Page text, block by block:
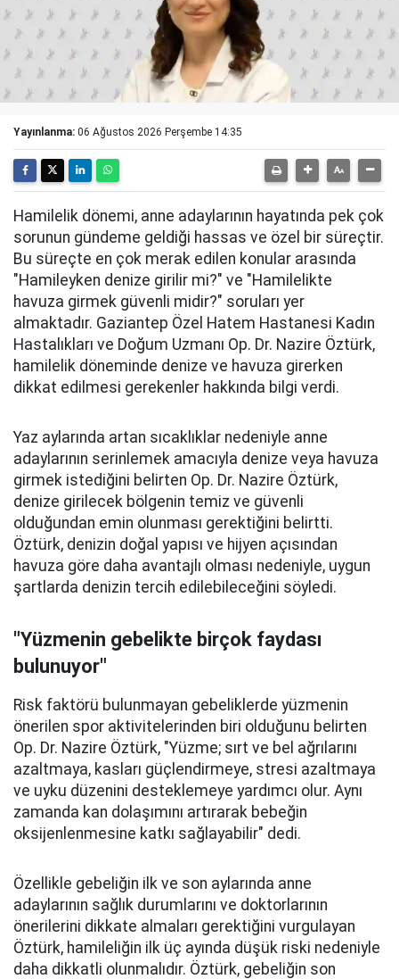
Yayınlanma: 06 Ağustos 2026 Perşembe 14:35
Hamilelik dönemi, anne adaylarının hayatında pek çok
sorunun gündeme geldiği hassas ve özel bir süreçtir.
Bu süreçte en çok merak edilen konular arasında
"Hamileyken denize girilir mi?" ve "Hamilelikte
havuza girmek güvenli midir?" soruları yer
almaktadır. Gaziantep Özel Hatem Hastanesi Kadın
Hastalıkları ve Doğum Uzmanı Op. Dr. Nazire Öztürk,
hamilelik döneminde denize ve havuza girerken
dikkat edilmesi gerekenler hakkında bilgi verdi.
Yaz aylarında artan sıcaklıklar nedeniyle anne
adaylarının serinlemek amacıyla denize veya havuza
girmek istediğini belirten Op. Dr. Nazire Öztürk,
denize girilecek bölgenin temiz ve güvenli
olduğundan emin olunması gerektiğini belirtti.
Öztürk, denizin doğal yapısı ve hijyen açısından
havuza göre daha avantajlı olması nedeniyle, uygun
şartlarda denizin tercih edilebileceğini söyledi.
"Yüzmenin gebelikte birçok faydası
bulunuyor"
Risk faktörü bulunmayan gebeliklerde yüzmenin
önerilen spor aktivitelerinden biri olduğunu belirten
Op. Dr. Nazire Öztürk, "Yüzme; sırt ve bel ağrılarını
azaltmaya, kasları güçlendirmeye, stresi azaltmaya
ve uyku düzenini desteklemeye yardımcı olur. Aynı
zamanda kan dolaşımını artırarak bebeğin
oksijenlenmesine katkı sağlayabilir" dedi.
Özellikle gebeliğin ilk ve son aylarında anne
adaylarının sağlık durumlarını ve doktorlarının
önerilerini dikkate almaları gerektiğini vurgulayan
Öztürk, hamileliğin ilk üç ayında düşük riski nedeniyle
daha dikkatli olunmalıdır. Öztürk, gebeliğin son